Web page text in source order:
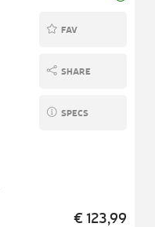
FAV
SHARE
SPECS
€ 123,99